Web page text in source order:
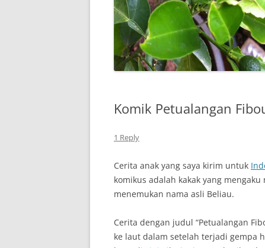
Komik Petualangan
1 Reply
Cerita anak yang saya kirim untuk
komikus adalah kakak yang mengaku
menemukan nama asli Beliau.
Cerita dengan judul “Petualangan
ke laut dalam setelah terjadi gempa